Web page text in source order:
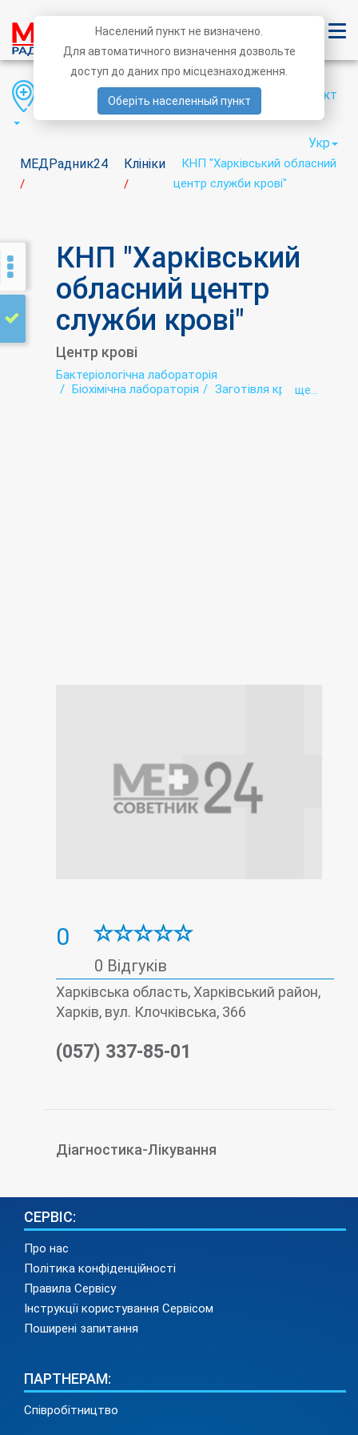
МЕДРадник24
/
Клініки
/
КНП "Харківський обласний
центр служби крові"
Область Район Населений пункт
Укр
КНП "Харківський
обласний центр
служби крові"
Центр крові
Бактеріологічна лабораторія
Біохімічна лабораторія
Заготівля кровіще...
0
0 Відгуків
Харківська область, Харківський район,
Харків, вул. Клочківська, 366
(057) 337-85-01
Діагностика-Лікування
СЕРВІС:
Про нас
Політика конфіденційності
Правила Сервісу
Інструкції користування Сервісом
Поширені запитання
ПАРТНЕРАМ:
Співробітництво
Населений пункт не визначено.
Для автоматичного визначення дозвольте
доступ до даних про місцезнаходження.
Оберіть населенный пункт